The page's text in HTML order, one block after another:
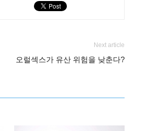
Next article
오럴섹스가 유산 위험을 낮춘다?